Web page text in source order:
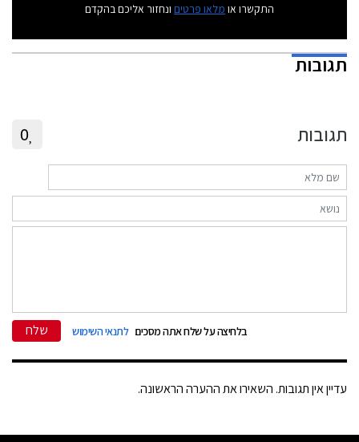
התקשרו או מלאו פרטים ונחזור אליכם בהקדם
תגובות
תגובות 0
בלחיצה על שלח אתה מסכים לתנאי השימוש שלח
עדיין אין תגובות. השאירו את ההערה הראשונה.